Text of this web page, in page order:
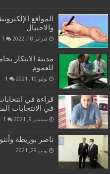
المواقع
والاحتيال
فبراير 18, 2022 1
مدينة الابتكار
للعموم
يوليو 10, 2021 1
في الانتخابات
سبتمبر 9, 2021 1
ناصر بوريطة
يونيو 29, 2021